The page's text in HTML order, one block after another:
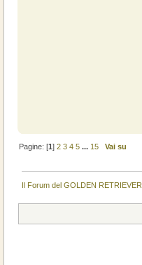
Pagine: [1]2 3 4 5 ... 15 Vai su
Il Forum del GOLDEN RETRIEVER